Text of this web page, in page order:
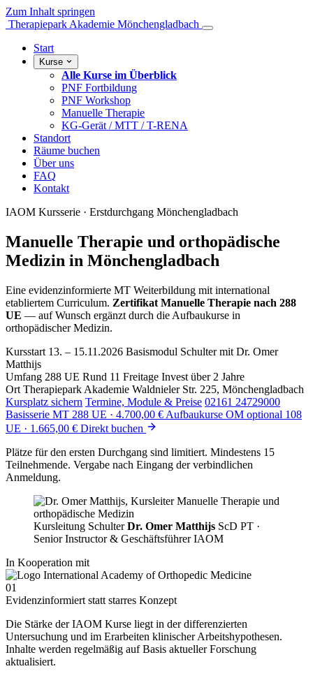
Zum Inhalt springen
Therapiepark Akademie Mönchengladbach
Start
Kurse
Alle Kurse im Überblick
PNF Fortbildung
PNF Workshop
Manuelle Therapie
KG-Gerät / MTT / T-RENA
Standort
Räume buchen
Über uns
FAQ
Kontakt
IAOM Kursserie · Erstdurchgang Mönchengladbach
Manuelle Therapie und orthopädische
Medizin in Mönchengladbach
Eine evidenzinformierte MT Weiterbildung mit international
etabliertem Curriculum. Zertifikat Manuelle Therapie nach 288
UE — auf Wunsch ergänzt durch die Aufbaukurse in
orthopädischer Medizin.
Kursstart 13. – 15.11.2026 Basismodul Schulter mit Dr. Omer
Matthijs
Umfang 288 UE Rund 11 Freitage Invest über 2 Jahre
Ort Therapiepark Akademie Waldnieler Str. 225, Mönchengladbach
Kursplatz sichern Termine, Module & Preise 02161 24729000
Basisserie MT 288 UE · 4.700,00 € Aufbaukurse OM optional 108
UE · 1.665,00 € Direkt buchen
Plätze für den ersten Durchgang sind limitiert. Mindestens 15
Teilnehmende. Vergabe nach Eingang der verbindlichen
Anmeldung.
Kursleitung Schulter Dr. Omer Matthijs ScD PT ·
Senior Instructor & Geschäftsführer IAOM
In Kooperation mit
01
Evidenzinformiert statt starres Konzept
Die Stärke der IAOM Kurse liegt in der differenzierten
Untersuchung und im Erarbeiten klinischer Arbeitshypothesen.
Inhalte werden regelmäßig auf Basis aktueller Forschung
aktualisiert.